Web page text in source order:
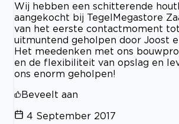
Wij hebben een schitterende
aangekocht bij TegelMegastore
van het eerste contactmoment
uitmuntend geholpen door Joost
Het meedenken met ons
en de flexibiliteit van opslag en
ons enorm geholpen!
Beveelt aan
4 September 2017